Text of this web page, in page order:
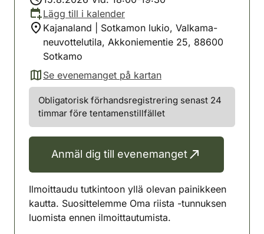
Lägg till i kalender
Kajanaland | Sotkamon lukio, Valkama-
neuvottelutila, Akkoniementie 25, 88600
Sotkamo
Se evenemanget på kartan
(avautuu uuteen välilehteen)
Obligatorisk förhandsregistrering senast 24
timmar före tentamenstillfället
Anmäl dig till evenemanget
Ilmoittaudu tutkintoon yllä olevan painikkeen
kautta. Suosittelemme Oma riista -tunnuksen
luomista ennen ilmoittautumista.